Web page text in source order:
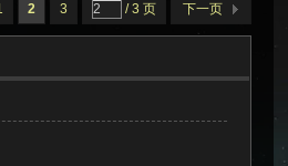
2 3 / 3 页 下一页